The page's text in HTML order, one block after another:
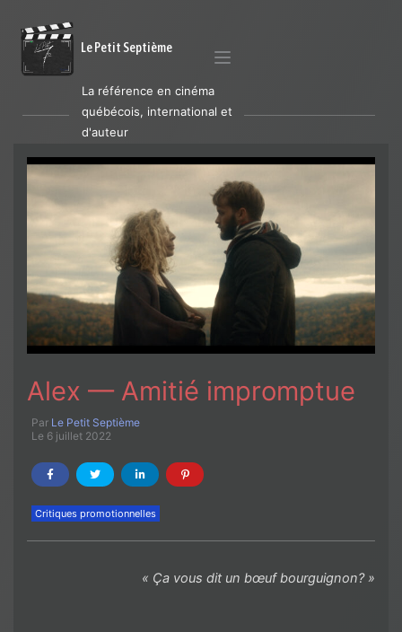
Le Petit Septième
La référence en cinéma
québécois, international et
d'auteur
Alex — Amitié impromptue
Par Le Petit Septième
Le 6 juillet 2022
Critiques promotionnelles
« Ça vous dit un bœuf bourguignon? »